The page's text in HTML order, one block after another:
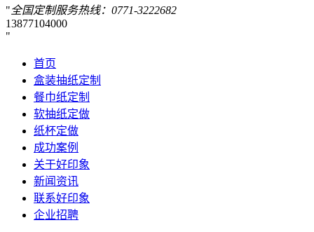
全国定制服务热线： 0771-3222682
13877104000
首页
盒装抽纸定制
餐巾纸定制
软抽纸定做
纸杯定做
成功案例
关于好印象
新闻资讯
联系好印象
企业招聘